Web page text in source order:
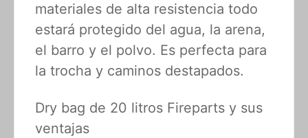
materiales de alta resistencia todo
estará protegido del agua, la arena,
el barro y el polvo. Es perfecta para
la trocha y caminos destapados.
Dry bag de 20 litros Fireparts y sus
ventajas